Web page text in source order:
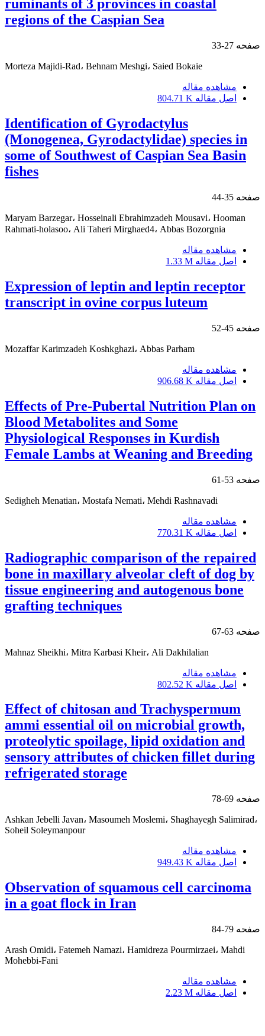
ruminants of 3 provinces in coastal
regions of the Caspian Sea
صفحه 27-33
Morteza Majidi-Rad، Behnam Meshgi، Saied Bokaie
مشاهده مقاله
اصل مقاله 804.71 K
Identification of Gyrodactylus
(Monogenea, Gyrodactylidae) species in
some of Southwest of Caspian Sea Basin
fishes
صفحه 35-44
Maryam Barzegar، Hosseinali Ebrahimzadeh Mousavi، Hooman
Rahmati-holasoo، Ali Taheri Mirghaed4، Abbas Bozorgnia
مشاهده مقاله
اصل مقاله 1.33 M
Expression of leptin and leptin receptor
transcript in ovine corpus luteum
صفحه 45-52
Mozaffar Karimzadeh Koshkghazi، Abbas Parham
مشاهده مقاله
اصل مقاله 906.68 K
Effects of Pre-Pubertal Nutrition Plan on
Blood Metabolites and Some
Physiological Responses in Kurdish
Female Lambs at Weaning and Breeding
صفحه 53-61
Sedigheh Menatian، Mostafa Nemati، Mehdi Rashnavadi
مشاهده مقاله
اصل مقاله 770.31 K
Radiographic comparison of the repaired
bone in maxillary alveolar cleft of dog by
tissue engineering and autogenous bone
grafting techniques
صفحه 63-67
Mahnaz Sheikhi، Mitra Karbasi Kheir، Ali Dakhilalian
مشاهده مقاله
اصل مقاله 802.52 K
Effect of chitosan and Trachyspermum
ammi essential oil on microbial growth,
proteolytic spoilage, lipid oxidation and
sensory attributes of chicken fillet during
refrigerated storage
صفحه 69-78
Ashkan Jebelli Javan، Masoumeh Moslemi، Shaghayegh Salimirad،
Soheil Soleymanpour
مشاهده مقاله
اصل مقاله 949.43 K
Observation of squamous cell carcinoma
in a goat flock in Iran
صفحه 79-84
‌Arash Omidi، Fatemeh Namazi، Hamidreza Pourmirzaei، Mahdi
Mohebbi-Fani
مشاهده مقاله
اصل مقاله 2.23 M